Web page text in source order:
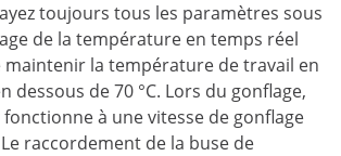
toujours tous les paramètres sous
de la température en temps réel
la température de travail en
dessous de 70 °C. Lors du gonflage,
à une vitesse de gonflage
raccordement de la buse de